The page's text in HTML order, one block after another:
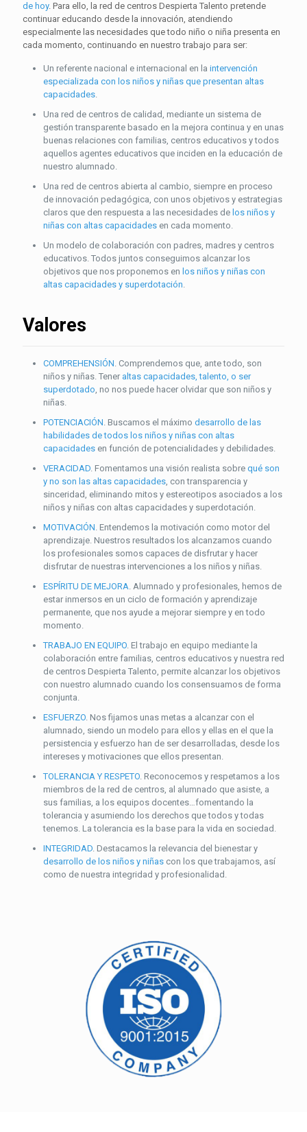
de hoy. Para ello, la red de centros Despierta Talento pretende
continuar educando desde la innovación, atendiendo
especialmente las necesidades que todo niño o niña presenta en
cada momento, continuando en nuestro trabajo para ser:
Un referente nacional e internacional en la intervención
especializada con los niños y niñas que presentan altas
capacidades.
Una red de centros de calidad, mediante un sistema de
gestión transparente basado en la mejora continua y en unas
buenas relaciones con familias, centros educativos y todos
aquellos agentes educativos que inciden en la educación de
nuestro alumnado.
Una red de centros abierta al cambio, siempre en proceso
de innovación pedagógica, con unos objetivos y estrategias
claros que den respuesta a las necesidades de los niños y
niñas con altas capacidades en cada momento.
Un modelo de colaboración con padres, madres y centros
educativos. Todos juntos conseguimos alcanzar los
objetivos que nos proponemos en los niños y niñas con
altas capacidades y superdotación.
Valores
COMPREHENSIÓN. Comprendemos que, ante todo, son
niños y niñas. Tener altas capacidades, talento, o ser
superdotado, no nos puede hacer olvidar que son niños y
niñas.
POTENCIACIÓN. Buscamos el máximo desarrollo de las
habilidades de todos los niños y niñas con altas
capacidades en función de potencialidades y debilidades.
VERACIDAD. Fomentamos una visión realista sobre qué son
y no son las altas capacidades, con transparencia y
sinceridad, eliminando mitos y estereotipos asociados a los
niños y niñas con altas capacidades y superdotación.
MOTIVACIÓN. Entendemos la motivación como motor del
aprendizaje. Nuestros resultados los alcanzamos cuando
los profesionales somos capaces de disfrutar y hacer
disfrutar de nuestras intervenciones a los niños y niñas.
ESPÍRITU DE MEJORA. Alumnado y profesionales, hemos de
estar inmersos en un ciclo de formación y aprendizaje
permanente, que nos ayude a mejorar siempre y en todo
momento.
TRABAJO EN EQUIPO. El trabajo en equipo mediante la
colaboración entre familias, centros educativos y nuestra red
de centros Despierta Talento, permite alcanzar los objetivos
con nuestro alumnado cuando los consensuamos de forma
conjunta.
ESFUERZO. Nos fijamos unas metas a alcanzar con el
alumnado, siendo un modelo para ellos y ellas en el que la
persistencia y esfuerzo han de ser desarrolladas, desde los
intereses y motivaciones que ellos presentan.
TOLERANCIA Y RESPETO. Reconocemos y respetamos a los
miembros de la red de centros, al alumnado que asiste, a
sus familias, a los equipos docentes…fomentando la
tolerancia y asumiendo los derechos que todos y todas
tenemos. La tolerancia es la base para la vida en sociedad.
INTEGRIDAD. Destacamos la relevancia del bienestar y
desarrollo de los niños y niñas con los que trabajamos, así
como de nuestra integridad y profesionalidad.